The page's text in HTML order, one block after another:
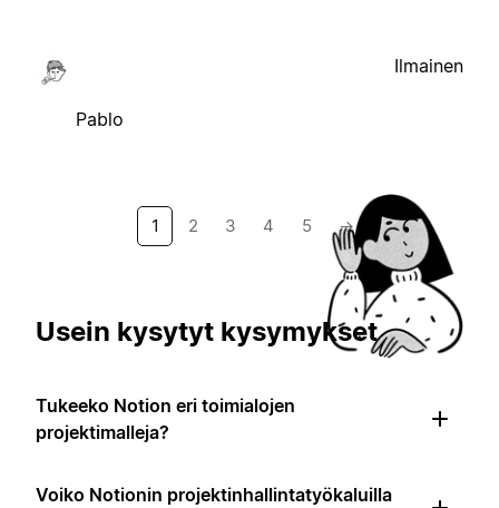
Pablo
Ilmainen
1 2 3 4 5 →
Usein kysytyt kysymykset
Tukeeko Notion eri toimialojen
projektimalleja?
Voiko Notionin projektinhallintatyökaluilla